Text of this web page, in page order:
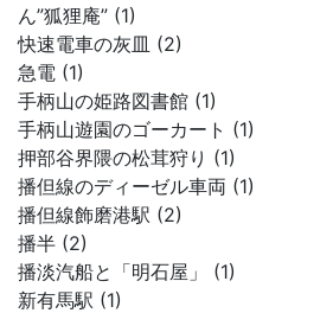
ん”狐狸庵” (1)
快速電車の灰皿 (2)
急電 (1)
手柄山の姫路図書館 (1)
手柄山遊園のゴーカート (1)
押部谷界隈の松茸狩り (1)
播但線のディーゼル車両 (1)
播但線飾磨港駅 (2)
播半 (2)
播淡汽船と「明石屋」 (1)
新有馬駅 (1)